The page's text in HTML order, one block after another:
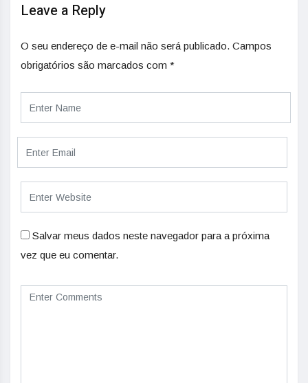
Leave a Reply
O seu endereço de e-mail não será publicado. Campos
obrigatórios são marcados com *
Salvar meus dados neste navegador para a próxima
vez que eu comentar.